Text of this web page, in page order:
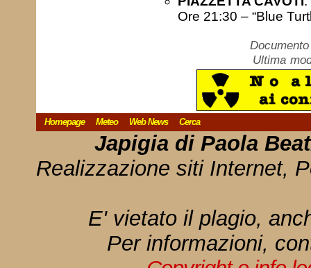
Ore 21:30 – “Blue
Ultima
Homepage Meteo Web News Cerca
Japigia di Paola
Realizzazione siti Internet,
E' vietato il plagio,
Per informazioni,